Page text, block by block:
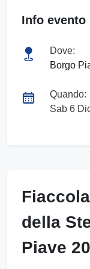
Info evento
Dove:
Borgo
Quando:
Sab 6
della
Piave